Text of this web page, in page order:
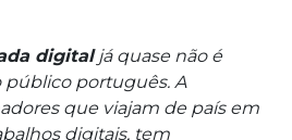
digitaljá quase não é
público português. A
que viajam de país em
digitais, tem